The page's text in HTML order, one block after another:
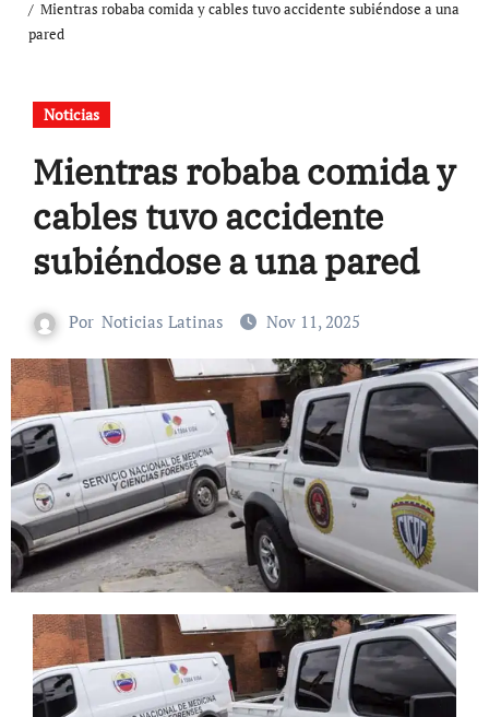
Mientras robaba comida y cables tuvo accidente subiéndose a una
pared
Noticias
Mientras robaba comida y
cables tuvo accidente
subiéndose a una pared
Por Noticias Latinas Nov 11, 2025